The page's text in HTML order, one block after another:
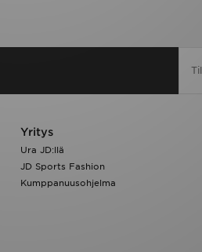
Yritys
Ura JD:llä
JD Sports Fashion
Kumppanuusohjelma